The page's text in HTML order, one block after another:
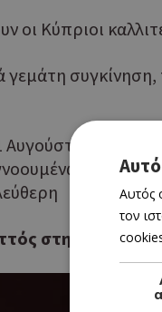
οι Κύπριοι
γεμάτη
2025
Αγίας
στην γιορτή
Αυτός
τον